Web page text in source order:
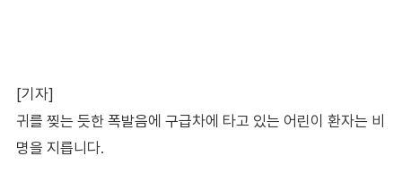
[기자]
귀를 찢는 듯한 폭발음에 구급차에 타고 있는 어린이 환자는 비
명을 지릅니다.